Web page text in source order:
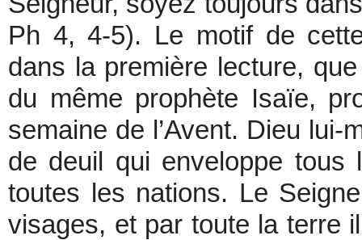
Ph 4, 4-5). Le motif de
dans la première lecture,
du même prophète Isaïe,
semaine de l’Avent. Dieu
de deuil qui enveloppe
toutes les nations. Le
visages, et par toute la terre